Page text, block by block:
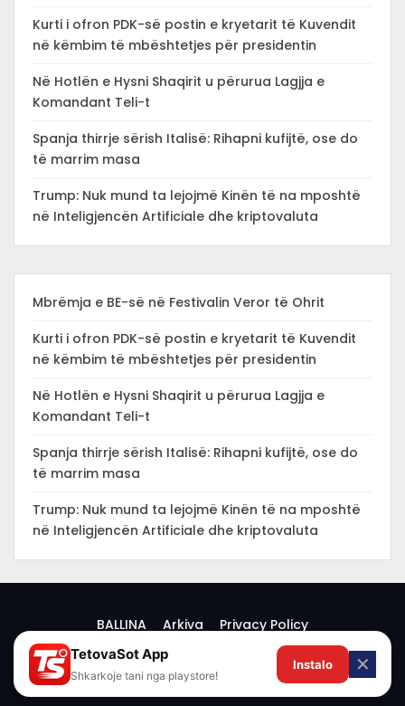
Kurti i ofron PDK-së postin e kryetarit të Kuvendit
në këmbim të mbështetjes për presidentin
Në Hotlën e Hysni Shaqirit u përurua Lagjja e
Komandant Teli-t
Spanja thirrje sërish Italisë: Rihapni kufijtë, ose do
të marrim masa
Trump: Nuk mund ta lejojmë Kinën të na mposhtë
në Inteligjencën Artificiale dhe kriptovaluta
Mbrëmja e BE-së në Festivalin Veror të Ohrit
Kurti i ofron PDK-së postin e kryetarit të Kuvendit
në këmbim të mbështetjes për presidentin
Në Hotlën e Hysni Shaqirit u përurua Lagjja e
Komandant Teli-t
Spanja thirrje sërish Italisë: Rihapni kufijtë, ose do
të marrim masa
Trump: Nuk mund ta lejojmë Kinën të na mposhtë
në Inteligjencën Artificiale dhe kriptovaluta
BALLINA Arkiva Privacy Policy
© 2026 -
TetovaSot App
Shkarkoje tani nga playstore!
Instalo ✕